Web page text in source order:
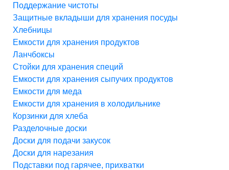
Поддержание чистоты
Защитные вкладыши для хранения посуды
Хлебницы
Емкости для хранения продуктов
Ланчбоксы
Стойки для хранения специй
Емкости для хранения сыпучих продуктов
Емкости для меда
Емкости для хранения в холодильнике
Корзинки для хлеба
Разделочные доски
Доски для подачи закусок
Доски для нарезания
Подставки под гарячее, прихватки